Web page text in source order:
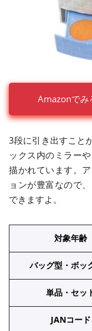
Amazonでみ
3段に引き出すこと
ックス内のミラー
描かれています。
ョンが豊富なので
できますよ。
対象年齢
バッグ型・ボッ
単品・セッ
JANコード